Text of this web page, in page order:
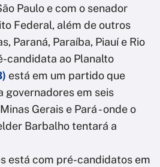
Paulo e com o senador
Federal, além de outros
Paraná, Paraíba, Piauí e Rio
candidata ao Planalto
está em um partido que
governadores em seis
Gerais e Pará - onde o
Barbalho tentará a
está com pré-candidatos em